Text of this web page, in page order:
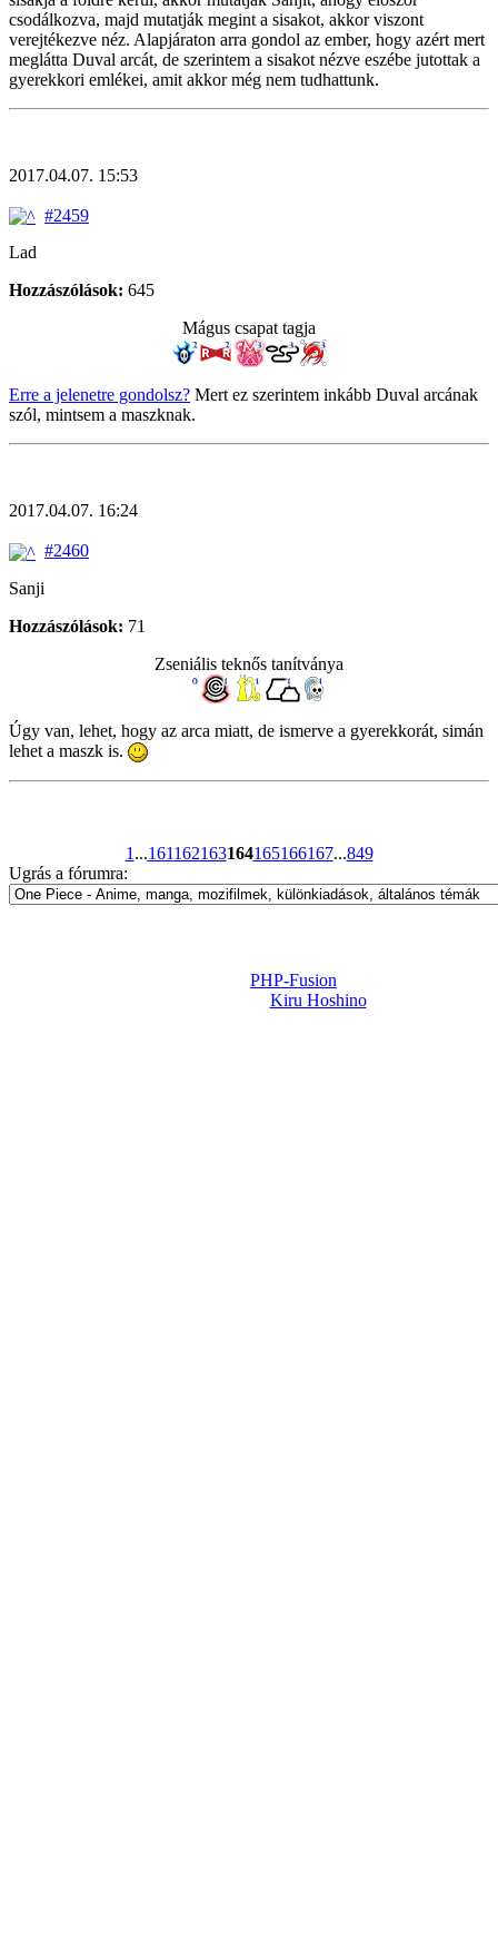
csodálkozva, majd mutatják megint a sisakot, akkor viszont
verejtékezve néz. Alapjáraton arra gondol az ember, hogy azért mert
meglátta Duval arcát, de szerintem a sisakot nézve eszébe jutottak a
gyerekkori emlékei, amit akkor még nem tudhattunk.
2017.04.07. 15:53
#2459
Lad
Hozzászólások: 645
Mágus csapat tagja
Erre a jelenetre gondolsz? Mert ez szerintem inkább Duval arcának
szól, mintsem a maszknak.
2017.04.07. 16:24
#2460
Sanji
Hozzászólások: 71
Zseniális teknős tanítványa
Úgy van, lehet, hogy az arca miatt, de ismerve a gyerekkorát, simán
lehet a maszk is.
1 ...161162163164165166167...849
Ugrás a fórumra:
PHP-Fusion
Kiru Hoshino